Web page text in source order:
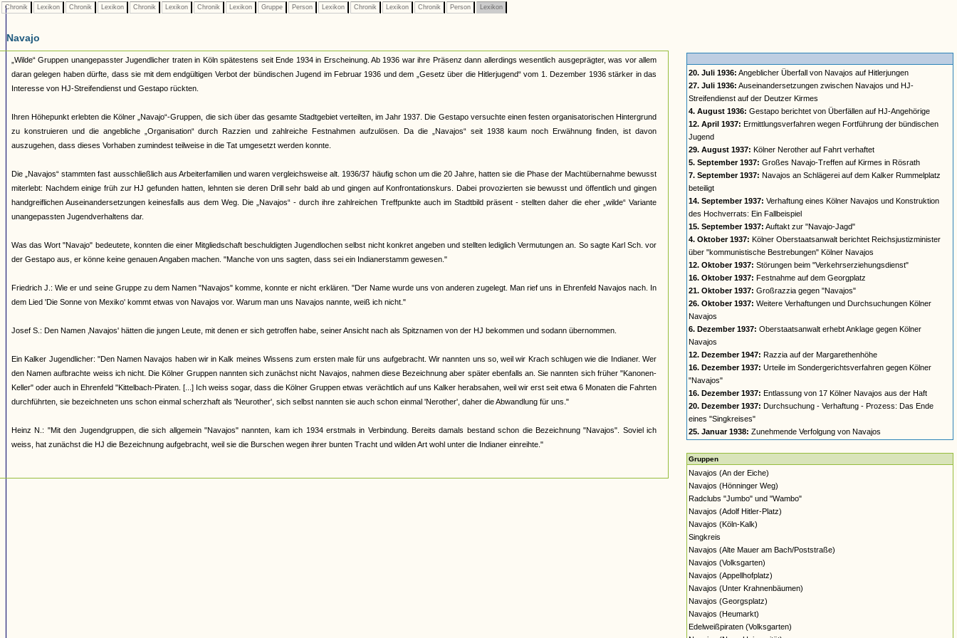
Chronik Lexikon Chronik Lexikon Chronik Lexikon Chronik Lexikon Gruppe Person Lexikon Chronik Lexikon Chronik Person Lexikon
Navajo
„Wilde“ Gruppen unangepasster Jugendlicher traten in Köln spätestens seit Ende 1934 in Erscheinung. Ab 1936 war ihre Präsenz dann allerdings wesentlich ausgeprägter, was vor allem
daran gelegen haben dürfte, dass sie mit dem endgültigen Verbot der bündischen Jugend im Februar 1936 und dem „Gesetz über die Hitlerjugend“ vom 1. Dezember 1936 stärker in das
Interesse von HJ-Streifendienst und Gestapo rückten.
Ihren Höhepunkt erlebten die Kölner „Navajo“-Gruppen, die sich über das gesamte Stadtgebiet verteilten, im Jahr 1937. Die Gestapo versuchte einen festen organisatorischen Hintergrund
zu konstruieren und die angebliche „Organisation“ durch Razzien und zahlreiche Festnahmen aufzulösen. Da die „Navajos“ seit 1938 kaum noch Erwähnung finden, ist davon
auszugehen, dass dieses Vorhaben zumindest teilweise in die Tat umgesetzt werden konnte.
Die „Navajos“ stammten fast ausschließlich aus Arbeiterfamilien und waren vergleichsweise alt. 1936/37 häufig schon um die 20 Jahre, hatten sie die Phase der Machtübernahme bewusst
miterlebt: Nachdem einige früh zur HJ gefunden hatten, lehnten sie deren Drill sehr bald ab und gingen auf Konfrontationskurs. Dabei provozierten sie bewusst und öffentlich und gingen
handgreiflichen Auseinandersetzungen keinesfalls aus dem Weg. Die „Navajos“ - durch ihre zahlreichen Treffpunkte auch im Stadtbild präsent - stellten daher die eher „wilde“ Variante
unangepassten Jugendverhaltens dar.
Was das Wort "Navajo" bedeutete, konnten die einer Mitgliedschaft beschuldigten Jugendlochen selbst nicht konkret angeben und stellten lediglich Vermutungen an. So sagte Karl Sch. vor
der Gestapo aus, er könne keine genauen Angaben machen. "Manche von uns sagten, dass sei ein Indianerstamm gewesen."
Friedrich J.: Wie er und seine Gruppe zu dem Namen "Navajos" komme, konnte er nicht erklären. "Der Name wurde uns von anderen zugelegt. Man rief uns in Ehrenfeld Navajos nach. In
dem Lied 'Die Sonne von Mexiko' kommt etwas von Navajos vor. Warum man uns Navajos nannte, weiß ich nicht."
Josef S.: Den Namen ‚Navajos' hätten die jungen Leute, mit denen er sich getroffen habe, seiner Ansicht nach als Spitznamen von der HJ bekommen und sodann übernommen.
Ein Kalker Jugendlicher: "Den Namen Navajos haben wir in Kalk meines Wissens zum ersten male für uns aufgebracht. Wir nannten uns so, weil wir Krach schlugen wie die Indianer. Wer
den Namen aufbrachte weiss ich nicht. Die Kölner Gruppen nannten sich zunächst nicht Navajos, nahmen diese Bezeichnung aber später ebenfalls an. Sie nannten sich früher "Kanonen-
Keller" oder auch in Ehrenfeld "Kittelbach-Piraten. [...] Ich weiss sogar, dass die Kölner Gruppen etwas verächtlich auf uns Kalker herabsahen, weil wir erst seit etwa 6 Monaten die Fahrten
durchführten, sie bezeichneten uns schon einmal scherzhaft als 'Neurother', sich selbst nannten sie auch schon einmal 'Nerother', daher die Abwandlung für uns."
Heinz N.: "Mit den Jugendgruppen, die sich allgemein "Navajos" nannten, kam ich 1934 erstmals in Verbindung. Bereits damals bestand schon die Bezeichnung "Navajos". Soviel ich
weiss, hat zunächst die HJ die Bezeichnung aufgebracht, weil sie die Burschen wegen ihrer bunten Tracht und wilden Art wohl unter die Indianer einreihte."
20. Juli 1936: Angeblicher Überfall von Navajos auf Hitlerjungen
27. Juli 1936: Auseinandersetzungen zwischen Navajos und HJ-
Streifendienst auf der Deutzer Kirmes
4. August 1936: Gestapo berichtet von Überfällen auf HJ-Angehörige
12. April 1937: Ermittlungsverfahren wegen Fortführung der bündischen
Jugend
29. August 1937: Kölner Nerother auf Fahrt verhaftet
5. September 1937: Großes Navajo-Treffen auf Kirmes in Rösrath
7. September 1937: Navajos an Schlägerei auf dem Kalker Rummelplatz
beteiligt
14. September 1937: Verhaftung eines Kölner Navajos und Konstruktion
des Hochverrats: Ein Fallbeispiel
15. September 1937: Auftakt zur "Navajo-Jagd"
4. Oktober 1937: Kölner Oberstaatsanwalt berichtet Reichsjustizminister
über "kommunistische Bestrebungen" Kölner Navajos
12. Oktober 1937: Störungen beim "Verkehrserziehungsdienst"
16. Oktober 1937: Festnahme auf dem Georgplatz
21. Oktober 1937: Großrazzia gegen "Navajos"
26. Oktober 1937: Weitere Verhaftungen und Durchsuchungen Kölner
Navajos
6. Dezember 1937: Oberstaatsanwalt erhebt Anklage gegen Kölner
Navajos
12. Dezember 1947: Razzia auf der Margarethenhöhe
16. Dezember 1937: Urteile im Sondergerichtsverfahren gegen Kölner
"Navajos"
16. Dezember 1937: Entlassung von 17 Kölner Navajos aus der Haft
20. Dezember 1937: Durchsuchung - Verhaftung - Prozess: Das Ende
eines "Singkreises"
25. Januar 1938: Zunehmende Verfolgung von Navajos
Gruppen
Navajos (An der Eiche)
Navajos (Hönninger Weg)
Radclubs "Jumbo" und "Wambo"
Navajos (Adolf Hitler-Platz)
Navajos (Köln-Kalk)
Singkreis
Navajos (Alte Mauer am Bach/Poststraße)
Navajos (Volksgarten)
Navajos (Appellhofplatz)
Navajos (Unter Krahnenbäumen)
Navajos (Georgsplatz)
Navajos (Heumarkt)
Edelweißpiraten (Volksgarten)